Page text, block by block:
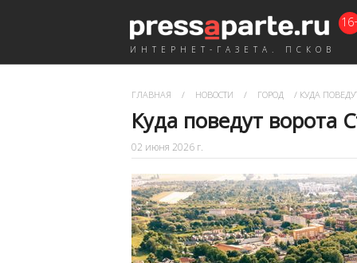
ИНТЕРНЕТ-ГАЗЕТА. ПСКОВ
ГЛАВНАЯ / НОВОСТИ / ГОРОД / КУДА
Куда поведут ворота
02 июня 2026 г.